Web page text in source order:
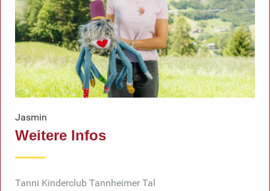
Jasmin
Weitere Infos
Tanni Kinderclub Tannheimer Tal